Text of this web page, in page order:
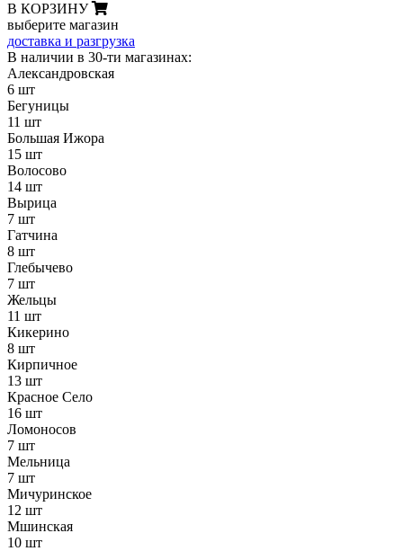
В КОРЗИНУ
выберите магазин
доставка и разгрузка
В наличии в 30-ти магазинах:
Александровская
6 шт
Бегуницы
11 шт
Большая Ижора
15 шт
Волосово
14 шт
Вырица
7 шт
Гатчина
8 шт
Глебычево
7 шт
Жельцы
11 шт
Кикерино
8 шт
Кирпичное
13 шт
Красное Село
16 шт
Ломоносов
7 шт
Мельница
7 шт
Мичуринское
12 шт
Мшинская
10 шт